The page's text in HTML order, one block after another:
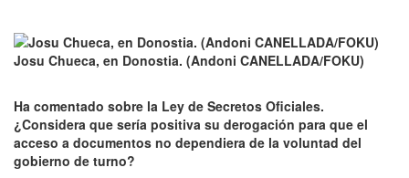
Josu Chueca, en Donostia. (Andoni CANELLADA/FOKU)
Ha comentado sobre la Ley de Secretos Oficiales.
¿Considera que sería positiva su derogación para que el
acceso a documentos no dependiera de la voluntad del
gobierno de turno?